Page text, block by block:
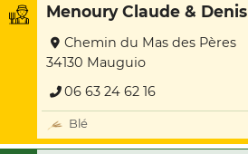
Menoury Claude & Denis
Chemin du Mas des Pères
34130 Mauguio
06 63 24 62 16
Blé